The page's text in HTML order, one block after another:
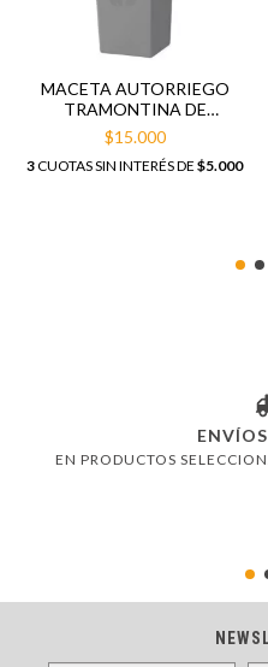
MACETA AUTORRIEGO
TRAMONTINA DE
POLIPROPILENO GRIS 13 X
13 CM
$15.000
3CUOTAS SIN INTERÉS DE $5.000
EN PRODUCTOS